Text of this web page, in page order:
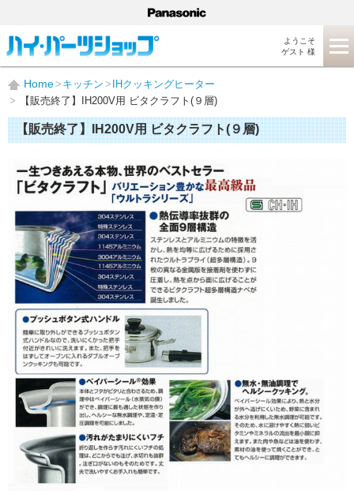
ようこそ
ゲスト 様
Home キッチン
IHクッキングヒーター
【販売終了】IH200V用 ビタクラフト(９層)
【販売終了】IH200V用 ビタクラフト(９層)